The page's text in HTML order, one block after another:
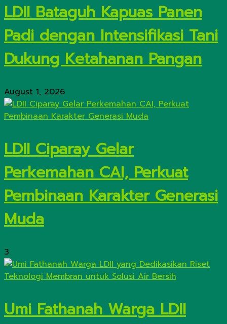
LDII Bataguh Kapuas Panen
Padi dengan Intensifikasi Tani
Dukung Ketahanan Pangan
August 1, 2026
LDII Ciparay Gelar
Perkemahan CAI, Perkuat
Pembinaan Karakter Generasi
Muda
3
Umi Fathanah Warga LDII